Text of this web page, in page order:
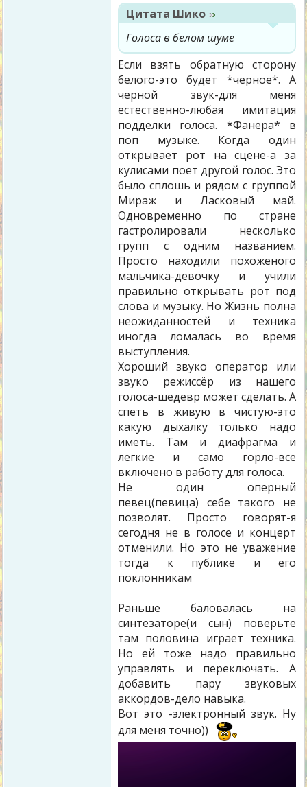
Цитата Шико
Голоса в белом шуме
Если взять обратную сторону
белого-это будет *черное*. А
черной звук-для меня
естественно-любая имитация
подделки голоса. *Фанера* в
поп музыке. Когда один
открывает рот на сцене-а за
кулисами поет другой голос. Это
было сплошь и рядом с группой
Мираж и Ласковый май.
Одновременно по стране
гастролировали несколько
групп с одним названием.
Просто находили похоженого
мальчика-девочку и учили
правильно открывать рот под
слова и музыку. Но Жизнь полна
неожиданностей и техника
иногда ломалась во время
выступления.
Хороший звуко оператор или
звуко режиссёр из нашего
голоса-шедевр может сделать. А
спеть в живую в чистую-это
какую дыхалку только надо
иметь. Там и диафрагма и
легкие и само горло-все
включено в работу для голоса.
Не один оперный
певец(певица) себе такого не
позволят. Просто говорят-я
сегодня не в голосе и концерт
отменили. Но это не уважение
тогда к публике и его
поклонникам
Раньше баловалась на
синтезаторе(и сын) поверьте
там половина играет техника.
Но ей тоже надо правильно
управлять и переключать. А
добавить пару звуковых
аккордов-дело навыка.
Вот это -электронный звук. Ну
для меня точно))